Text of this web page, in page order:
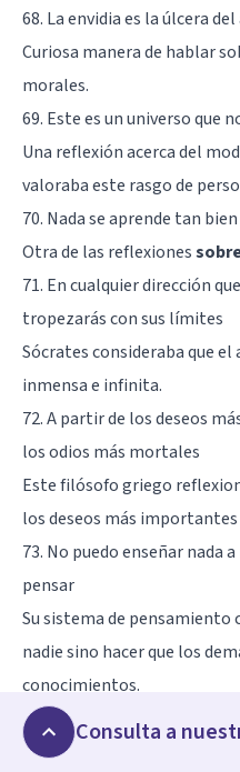
68. La envidia es la úlcera
Curiosa manera de hablar
morales.
69. Este es un universo que
Una reflexión acerca del
valoraba este rasgo de
70. Nada se aprende tan
Otra de las reflexiones
71. En cualquier dirección
tropezarás con sus límites
Sócrates consideraba que
inmensa e infinita.
72. A partir de los deseos
los odios más mortales
Este filósofo griego
los deseos más
73. No puedo enseñar nada
pensar
Su sistema de pensamiento
nadie sino hacer que los
conocimientos.
74. Comenzar bien no es
Para llegar a la verdad,
Consulta a